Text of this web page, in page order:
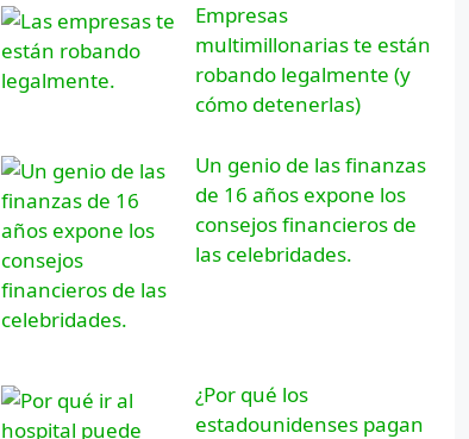
Empresas
multimillonarias te están
robando legalmente (y
cómo detenerlas)
Un genio de las finanzas
de 16 años expone los
consejos financieros de
las celebridades.
¿Por qué los
estadounidenses pagan